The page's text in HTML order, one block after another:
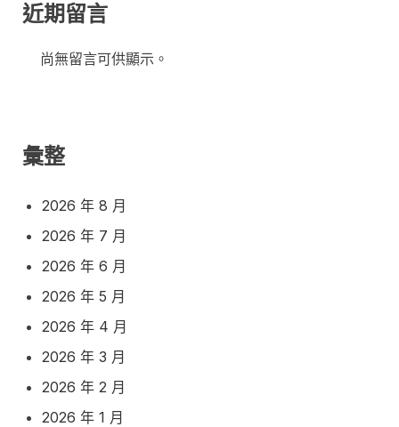
近期留言
尚無留言可供顯示。
彙整
2026 年 8 月
2026 年 7 月
2026 年 6 月
2026 年 5 月
2026 年 4 月
2026 年 3 月
2026 年 2 月
2026 年 1 月